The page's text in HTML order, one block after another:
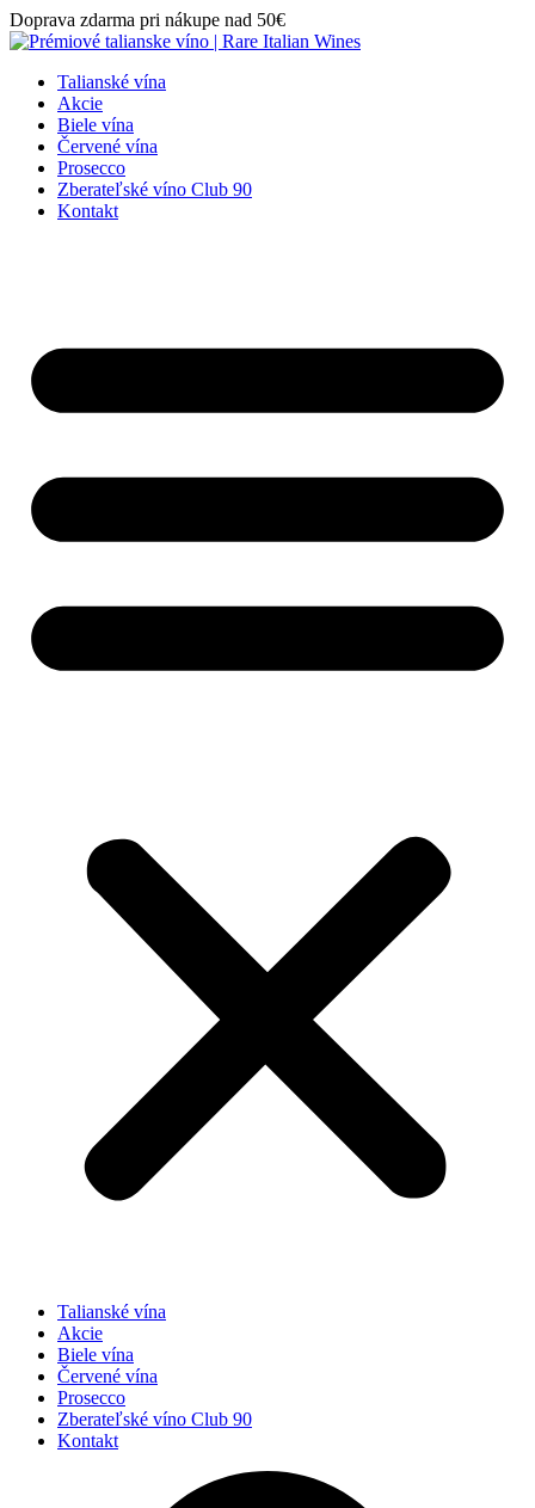
Preskočiť
na
Doprava zdarma pri nákupe nad 50€
Talianské vína
Akcie
Biele vína
Červené vína
Prosecco
Zberateľské víno Club 90
Kontakt
Talianské vína
Akcie
Biele vína
Červené vína
Prosecco
Zberateľské víno Club 90
Kontakt